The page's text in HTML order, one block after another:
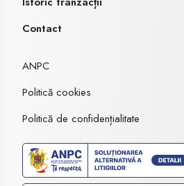
Contact
ANPC
Politică cookies
Politică de confidențialitate